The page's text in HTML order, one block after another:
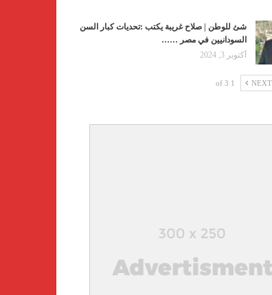
شئ للوطن | صلاح غريبة يكتب :تحديات كبار السن
السودانيين في مصر ……
أكتوبر 3, 2024
NEXT
1 of 3